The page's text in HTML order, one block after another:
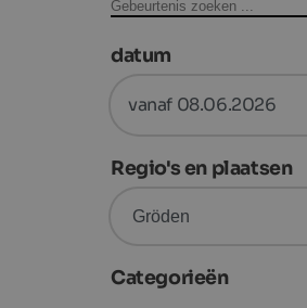
datum
vanaf 08.06.2026
Regio's en plaatsen
Categorieën